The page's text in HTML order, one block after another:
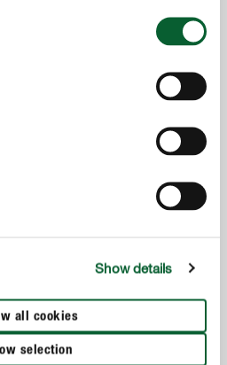
Show details
all cookies
selection
Mos Opritten & Paden